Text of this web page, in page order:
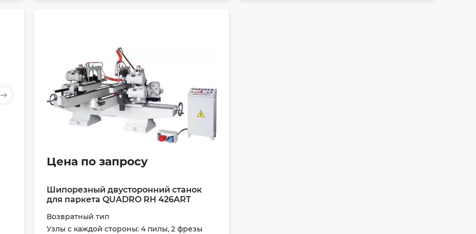
Цена по запросу
Шипорезный двусторонний станок
для паркета QUADRO RH 426ART
Возвратный тип
Узлы с каждой стороны: 4 пилы, 2 фрезы